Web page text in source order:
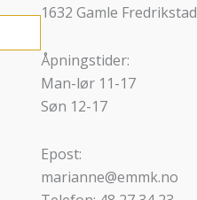
1632 Gamle Fredrikstad
Åpningstider:
Man-lør 11-17
Søn 12-17
Epost:
marianne@emmk.no